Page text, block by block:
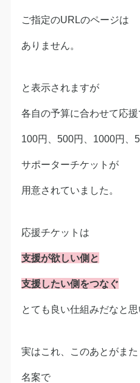
ご指定のURLのページは
ありません。
と表示されますが
各自の予算に合わせて応
100円、500円、1000円、
サポーターチケットが
用意されていました。
応援チケットは
支援が欲しい側と
支援したい側をつなぐ
とても良い仕組みだなと思
実はこれ、このあとがまた
名案で